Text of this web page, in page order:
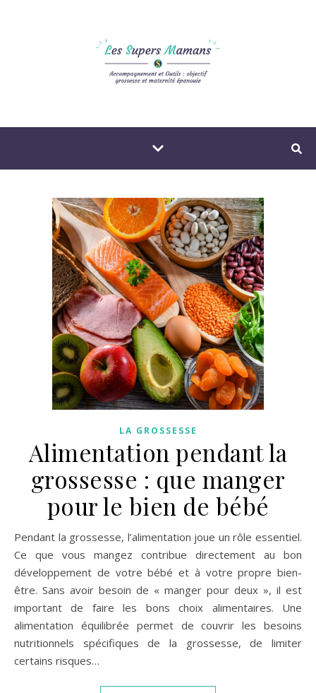
LA GROSSESSE
Alimentation pendant la
grossesse : que manger
pour le bien de bébé
Pendant la grossesse, l’alimentation joue un rôle essentiel.
Ce que vous mangez contribue directement au bon
développement de votre bébé et à votre propre bien-
être. Sans avoir besoin de « manger pour deux », il est
important de faire les bons choix alimentaires. Une
alimentation équilibrée permet de couvrir les besoins
nutritionnels spécifiques de la grossesse, de limiter
certains risques…